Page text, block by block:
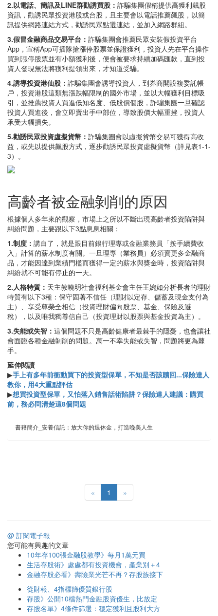
2.以電話、簡訊及LINE群勸誘買股： 詐騙集團假稱提供高獲利飆股
資訊，勸誘民眾投資港股或台股，且主要會以電話推薦飆股，以簡
訊提供網路連結方式，勸誘民眾點選連結，並加入網路群組。
3.假冒金融商品交易平台： 詐騙集團會推薦民眾安裝假投資平台
App，宣稱App可插隊搶漲停股票並保證獲利，投資人先在平台操作
買到漲停股票並有小額獲利後，便會被要求持續加碼匯款，直到投
資人發現無法將獲利提領出來，才知道受騙。
4.誘導投資港仙股： 詐騙集團會誘導投資人，到券商開設複委託帳
戶，投資港股這類無漲跌幅限制的國外市場，並以大幅獲利目標吸
引，並推薦投資人買進低知名度、低股價個股，詐騙集團一旦確認
投資人買進後，會立即賣出手中部位，導致股價大幅重挫，投資人
承受大幅損失。
5.勸誘民眾投資虛擬貨幣： 詐騙集團會以虛擬貨幣交易可獲得高收
益，或先以提供飆股方式，逐步勸誘民眾投資虛擬貨幣（詳見表1-1-
3）。
高齡者被金融剝削的原因
根據個人多年來的觀察，市場上之所以不斷出現高齡者投資陷阱與
糾紛問題，主要跟以下3點息息相關：
1.制度： 講白了，就是跟目前銀行理專或金融業務員「按手續費收
入」計算的薪水制度有關。一旦理專（業務員）必須賣更多金融商
品，才能因達到業績門檻而獲得一定的薪水與獎金時，投資陷阱與
糾紛就不可能有停止的一天。
2.人格特質： 天主教曉明社會福利基金會主任王婉如分析長者的理財
特質有以下3種：保守固著不信任（理財以定存、儲蓄及現金支付為
主）、享受尊榮全相信（投資理財偏向股票、基金、保險及避
稅），以及唯我獨尊信自己（投資理財以股票與基金投資為主）。
3.失能或失智： 這個問題不只是高齡健康者最棘手的隱憂，也會讓社
會面臨各種金融剝削的問題。萬一不幸失能或失智，問題將更為棘
手。
延伸閱讀
▶手上有多年前衝動買下的投資型保單，不知是否該贖回...保險達人
教你，用4大重點評估
▶想買投資型保單，又怕落入銷售話術陷阱？保險達人建議：購買
前，務必問清楚這8個問題
書籍簡介_安養信託：放大你的退休金，打造晚美人生
« 1 »
@ 訂閱電子報
您可能有興趣的文章
10年存100張金融股教學》每月1萬元買
生活存股術》處處都有投資機會，產業別＋4
金融存股必看》壽險業光芒不再？存股族接下
從財報、4指標篩優質銀行股
存股》公開10檔熱門金融股資優生，比放定
存股名單》4條件篩選：穩定獲利且股利大方